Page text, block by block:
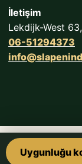
İletişim
Lekdijk-West
06-51294373
Uygunluğu